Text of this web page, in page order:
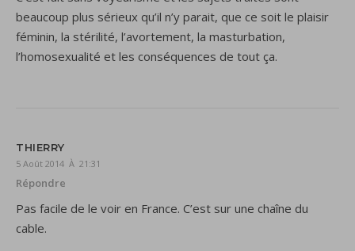
beaucoup plus sérieux qu’il n’y parait, que ce soit le plaisir
féminin, la stérilité, l’avortement, la masturbation,
l’homosexualité et les conséquences de tout ça.
THIERRY
5 Août 2014 À 21:31
Répondre
Pas facile de le voir en France. C’est sur une chaîne du
cable.